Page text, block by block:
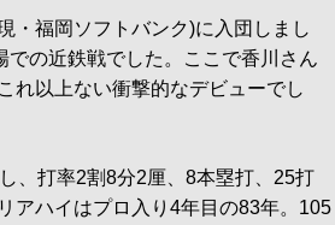
福岡ソフトバンク)に入団しまし
の近鉄戦でした。ここで香川さん
れ以上ない衝撃的なデビューでし
、打率2割8分2厘、8本塁打、25打
アハイはプロ入り4年目の83年。105